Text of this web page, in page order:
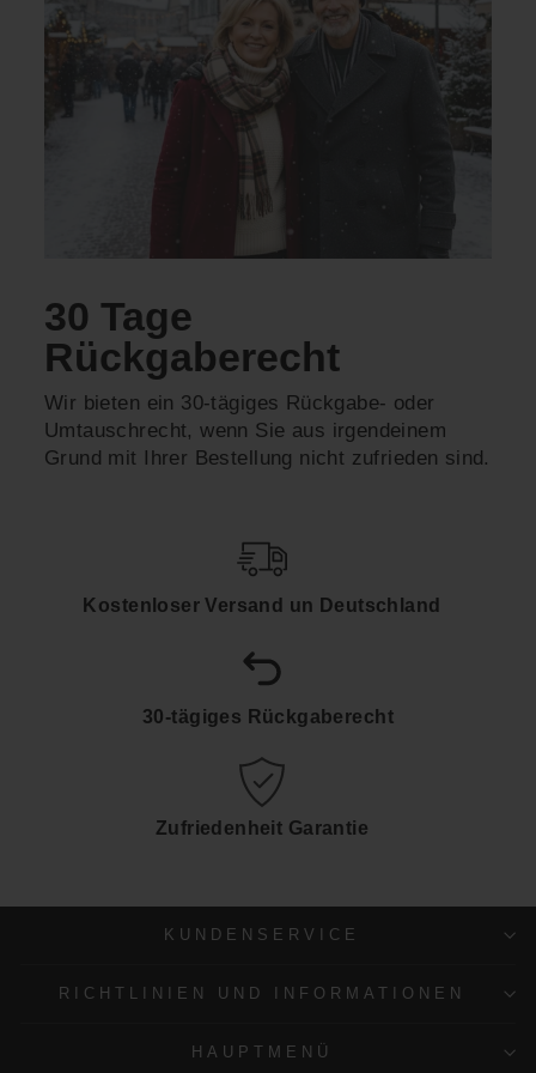
30 Tage
Rückgaberecht
Wir bieten ein 30-tägiges Rückgabe- oder
Umtauschrecht, wenn Sie aus irgendeinem
Grund mit Ihrer Bestellung nicht zufrieden sind.
Kostenloser Versand un Deutschland
30-tägiges Rückgaberecht
Zufriedenheit Garantie
KUNDENSERVICE
RICHTLINIEN UND INFORMATIONEN
HAUPTMENÜ